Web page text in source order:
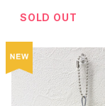
SOLD OUT